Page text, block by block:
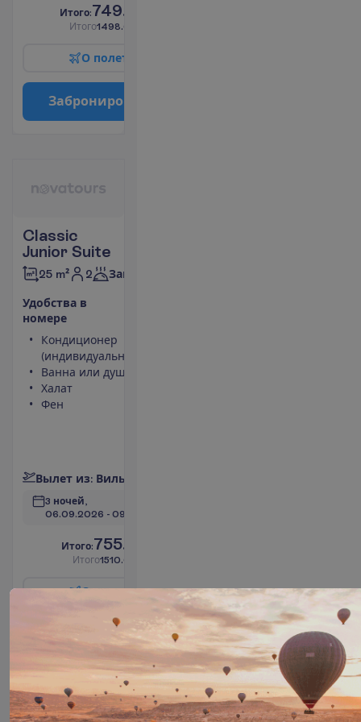
Итого:749.00
Итого1498.00
О полет
Заброниро
Classic
Junior Suite
25 m² 2 Завтраки
Удобства в
номере
Кондиционер
(индивидуальный)
Ванна или душ
Халат
Фен
Вылет из: Виль
3 ночей,
06.09.2026 - 09.09.2026
И того:755.00
Итого1510.00
О полете
р р ват ь